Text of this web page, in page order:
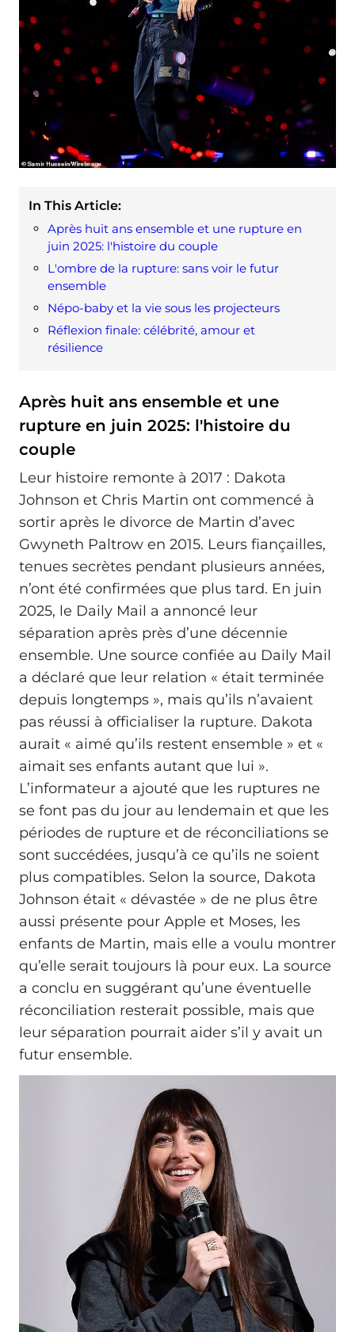
In This Article:
Après huit ans ensemble et une rupture en
juin 2025: l'histoire du couple
L'ombre de la rupture: sans voir le futur
ensemble
Népo-baby et la vie sous les projecteurs
Réflexion finale: célébrité, amour et
résilience
Après huit ans ensemble et une
rupture en juin 2025: l'histoire du
couple
Leur histoire remonte à 2017 : Dakota
Johnson et Chris Martin ont commencé à
sortir après le divorce de Martin d’avec
Gwyneth Paltrow en 2015. Leurs fiançailles,
tenues secrètes pendant plusieurs années,
n’ont été confirmées que plus tard. En juin
2025, le Daily Mail a annoncé leur
séparation après près d’une décennie
ensemble. Une source confiée au Daily Mail
a déclaré que leur relation « était terminée
depuis longtemps », mais qu’ils n’avaient
pas réussi à officialiser la rupture. Dakota
aurait « aimé qu’ils restent ensemble » et «
aimait ses enfants autant que lui ».
L’informateur a ajouté que les ruptures ne
se font pas du jour au lendemain et que les
périodes de rupture et de réconciliations se
sont succédées, jusqu’à ce qu’ils ne soient
plus compatibles. Selon la source, Dakota
Johnson était « dévastée » de ne plus être
aussi présente pour Apple et Moses, les
enfants de Martin, mais elle a voulu montrer
qu’elle serait toujours là pour eux. La source
a conclu en suggérant qu’une éventuelle
réconciliation resterait possible, mais que
leur séparation pourrait aider s’il y avait un
futur ensemble.